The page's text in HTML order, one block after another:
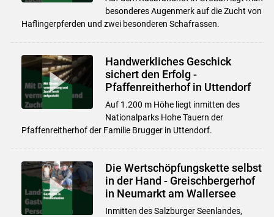
besonderes Augenmerk auf die Zucht von
Haflingerpferden und zwei besonderen Schafrassen.
Handwerkliches Geschick
sichert den Erfolg -
Pfaffenreitherhof in Uttendorf
Auf 1.200 m Höhe liegt inmitten des
Nationalparks Hohe Tauern der
Pfaffenreitherhof der Familie Brugger in Uttendorf.
Die Wertschöpfungskette selbst
in der Hand - Greischbergerhof
in Neumarkt am Wallersee
Inmitten des Salzburger Seenlandes,